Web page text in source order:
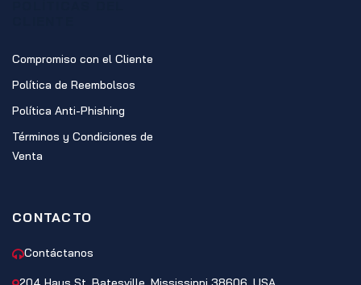
Compromiso con el Cliente
Política de Reembolsos
Política Anti-Phishing
Términos y Condiciones de
Venta
CONTACTO
Contáctanos